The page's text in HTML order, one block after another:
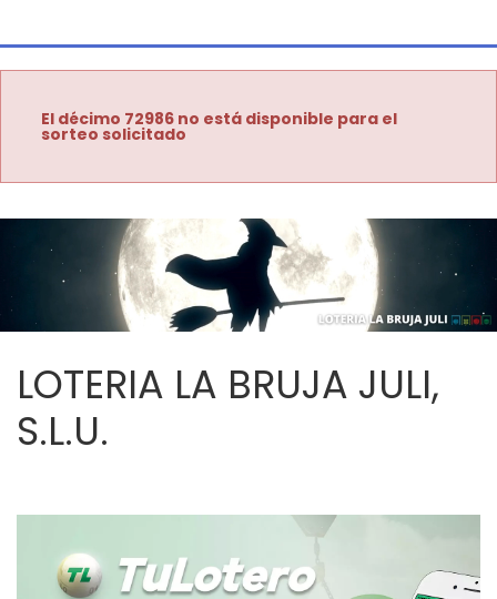
El décimo 72986 no está disponible para el
sorteo solicitado
LOTERIA LA BRUJA JULI,
S.L.U.